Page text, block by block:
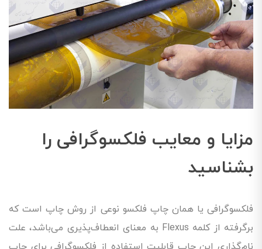
مزایا و معایب فلکسوگرافی را
بشناسید
فلکسوگرافی یا همان چاپ فلکسو نوعی از روش چاپ است که
برگرفته از کلمه Flexus به معنای انعطاف‌پذیری می‌باشد، علت